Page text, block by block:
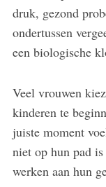
druk, gezond
ondertussen
een biologische
Veel vrouwen
kinderen te
juiste moment
niet op hun pad
werken aan hun